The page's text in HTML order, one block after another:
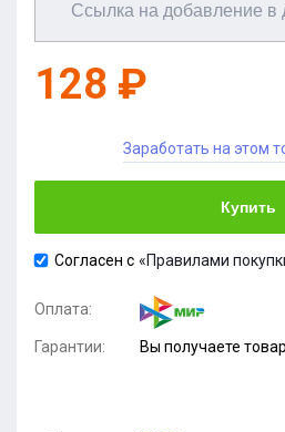
128 ₽
Заработать на этом
Купить
Согласен с «Правилами
Оплата:
Гарантии: Вы получаете